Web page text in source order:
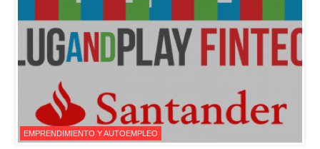
EMPRENDIMIENTO Y AUTOEMPLEO